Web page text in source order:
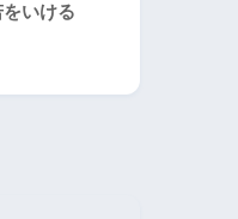
いける